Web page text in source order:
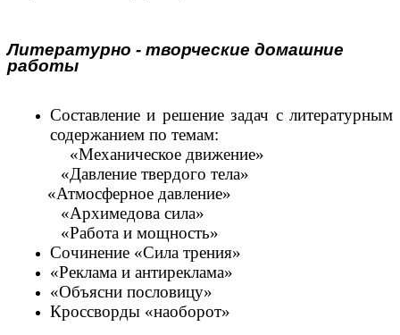
Литературно - творческие домашние
работы
Составление и решение задач с литературным
содержанием по темам:
«Механическое движение»
«Давление твердого тела»
«Атмосферное давление»
«Архимедова сила»
«Работа и мощность»
Сочинение «Сила трения»
«Реклама и антиреклама»
«Объясни пословицу»
Кроссворды «наоборот»